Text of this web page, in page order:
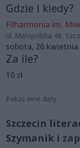
Gdzie i kiedy?
Filharmonia im.
ul. Małopolska 48,
sobota, 26 kwietnia
Za ile?
10 zł
Pokaż inne daty
Szczecin
Szymanik i